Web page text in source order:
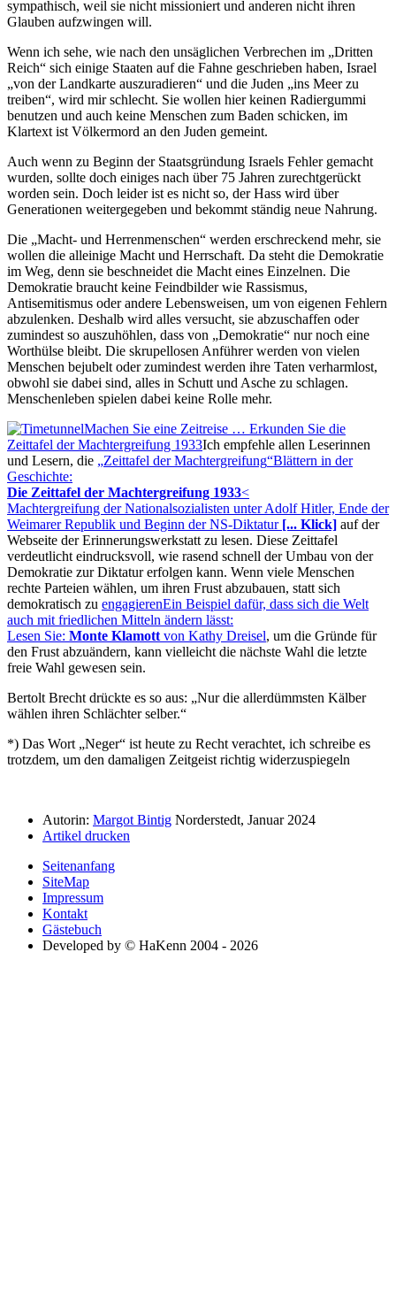
sympathisch, weil sie nicht missioniert und anderen nicht ihren
Glauben aufzwingen will.
Wenn ich sehe, wie nach den unsäglichen Verbrechen im
Dritten
Reich
sich einige Staaten auf die Fahne geschrieben haben, Israel
von der Landkarte auszuradieren
und die Juden
ins Meer zu
treiben , wird mir schlecht. Sie wollen hier keinen Radiergummi
benutzen und auch keine Menschen zum Baden schicken, im
Klartext ist Völkermord an den Juden gemeint.
Auch wenn zu Beginn der Staatsgründung Israels Fehler gemacht
wurden, sollte doch einiges nach über 75 Jahren zurechtgerückt
worden sein. Doch leider ist es nicht so, der Hass wird über
Generationen weitergegeben und bekommt ständig neue Nahrung.
Die
Macht- und Herrenmenschen
werden erschreckend mehr, sie
wollen die alleinige Macht und Herrschaft. Da steht die Demokratie
im Weg, denn sie beschneidet die Macht eines Einzelnen. Die
Demokratie braucht keine Feindbilder wie Rassismus,
Antisemitismus oder andere Lebensweisen, um von eigenen Fehlern
abzulenken. Deshalb wird alles versucht, sie abzuschaffen oder
zumindest so auszuhöhlen, dass von
Demokratie
nur noch eine
Worthülse bleibt. Die skrupellosen Anführer werden von vielen
Menschen bejubelt oder zumindest werden ihre Taten verharmlost,
obwohl sie dabei sind, alles in Schutt und Asche zu schlagen.
Menschenleben spielen dabei keine Rolle mehr.
Machen Sie eine Zeitreise … Erkunden Sie die
Zeittafel der Machtergreifung 1933Ich empfehle allen Leserinnen
und Lesern, die
Zeittafel der Machtergreifung Blättern in der
Geschichte:
Die Zeittafel der Machtergreifung 1933<
Machtergreifung der Nationalsozialisten unter Adolf Hitler, Ende der
Weimarer Republik und Beginn der NS-Diktatur [... Klick] auf der
Webseite der Erinnerungswerkstatt zu lesen. Diese Zeittafel
verdeutlicht eindrucksvoll, wie rasend schnell der Umbau von der
Demokratie zur Diktatur erfolgen kann. Wenn viele Menschen
rechte Parteien wählen, um ihren Frust abzubauen, statt sich
demokratisch zu engagierenEin Beispiel dafür, dass sich die Welt
auch mit friedlichen Mitteln ändern lässt:
Lesen Sie: Monte Klamott von Kathy Dreisel, um die Gründe für
den Frust abzuändern, kann vielleicht die nächste Wahl die letzte
freie Wahl gewesen sein.
Bertolt Brecht drückte es so aus:
Nur die allerdümmsten Kälber
wählen ihren Schlächter selber.
*) Das Wort
Neger
ist heute zu Recht verachtet, ich schreibe es
trotzdem, um den damaligen Zeitgeist richtig widerzuspiegeln
Autorin: Margot Bintig Norderstedt, Januar 2024
Artikel drucken
Seitenanfang
SiteMap
Impressum
Kontakt
Gästebuch
Developed by © HaKenn 2004 - 2026